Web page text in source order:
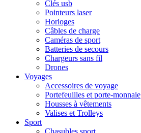
Clés usb
Pointeurs laser
Horloges
Câbles de charge
Caméras de sport
Batteries de secours
Chargeurs sans fil
Drones
Voyages
Accessoires de voyage
Portefeuilles et porte-monnaie
Housses à vêtements
Valises et Trolleys
Sport
Chasubles sport